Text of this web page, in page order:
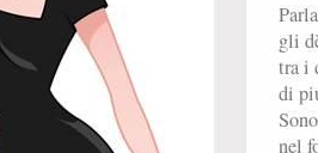
gli
tra i
di
nel